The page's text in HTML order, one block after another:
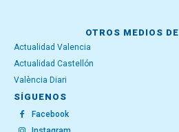
OTROS MEDIOS
Actualidad Valencia
Actualidad Castellón
València Diari
SÍGUENOS
Facebook